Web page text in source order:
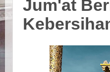
Jum'at